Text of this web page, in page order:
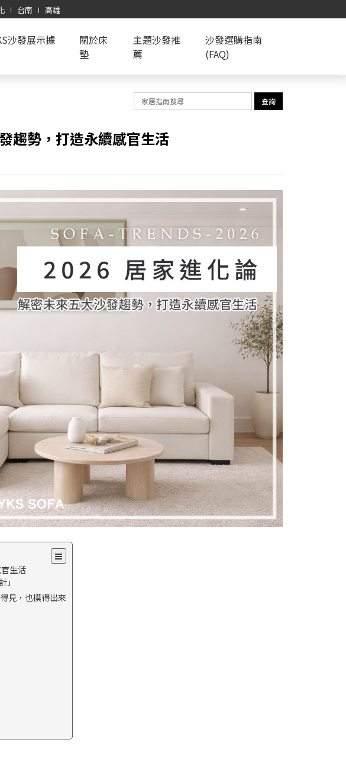
∣ 台南 ∣ 高雄
沙發展示據
關於床
墊
主題沙發推
薦
沙發選購指南
(FAQ)
查詢
趨勢，打造永續感官生活
生活
」
見，也摸得出來